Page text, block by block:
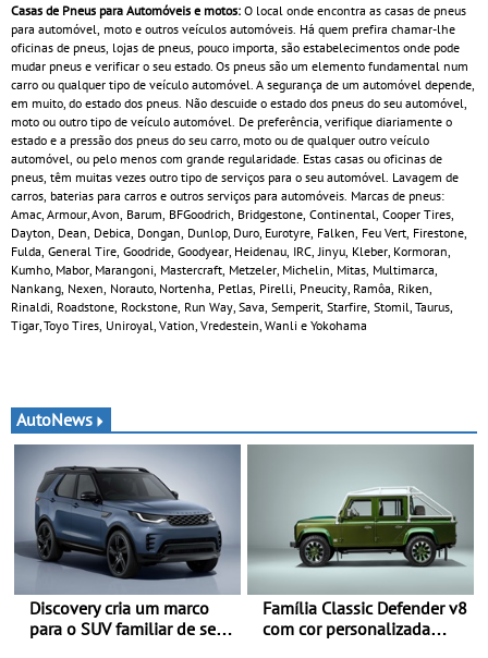
Casas de Pneus para Automóveis e motos: O local onde encontra as casas de pneus
para automóvel, moto e outros veículos automóveis. Há quem prefira chamar-lhe
oficinas de pneus, lojas de pneus, pouco importa, são estabelecimentos onde pode
mudar pneus e verificar o seu estado. Os pneus são um elemento fundamental num
carro ou qualquer tipo de veículo automóvel. A segurança de um automóvel depende,
em muito, do estado dos pneus. Não descuide o estado dos pneus do seu automóvel,
moto ou outro tipo de veículo automóvel. De preferência, verifique diariamente o
estado e a pressão dos pneus do seu carro, moto ou de qualquer outro veículo
automóvel, ou pelo menos com grande regularidade. Estas casas ou oficinas de
pneus, têm muitas vezes outro tipo de serviços para o seu automóvel. Lavagem de
carros, baterias para carros e outros serviços para automóveis. Marcas de pneus:
Amac, Armour, Avon, Barum, BFGoodrich, Bridgestone, Continental, Cooper Tires,
Dayton, Dean, Debica, Dongan, Dunlop, Duro, Eurotyre, Falken, Feu Vert, Firestone,
Fulda, General Tire, Goodride, Goodyear, Heidenau, IRC, Jinyu, Kleber, Kormoran,
Kumho, Mabor, Marangoni, Mastercraft, Metzeler, Michelin, Mitas, Multimarca,
Nankang, Nexen, Norauto, Nortenha, Petlas, Pirelli, Pneucity, Ramôa, Riken,
Rinaldi, Roadstone, Rockstone, Run Way, Sava, Semperit, Starfire, Stomil, Taurus,
Tigar, Toyo Tires, Uniroyal, Vation, Vredestein, Wanli e Yokohama
AutoNews
Discovery cria um marco
para o SUV familiar de sete
Família Classic Defender v8
com cor personalizada